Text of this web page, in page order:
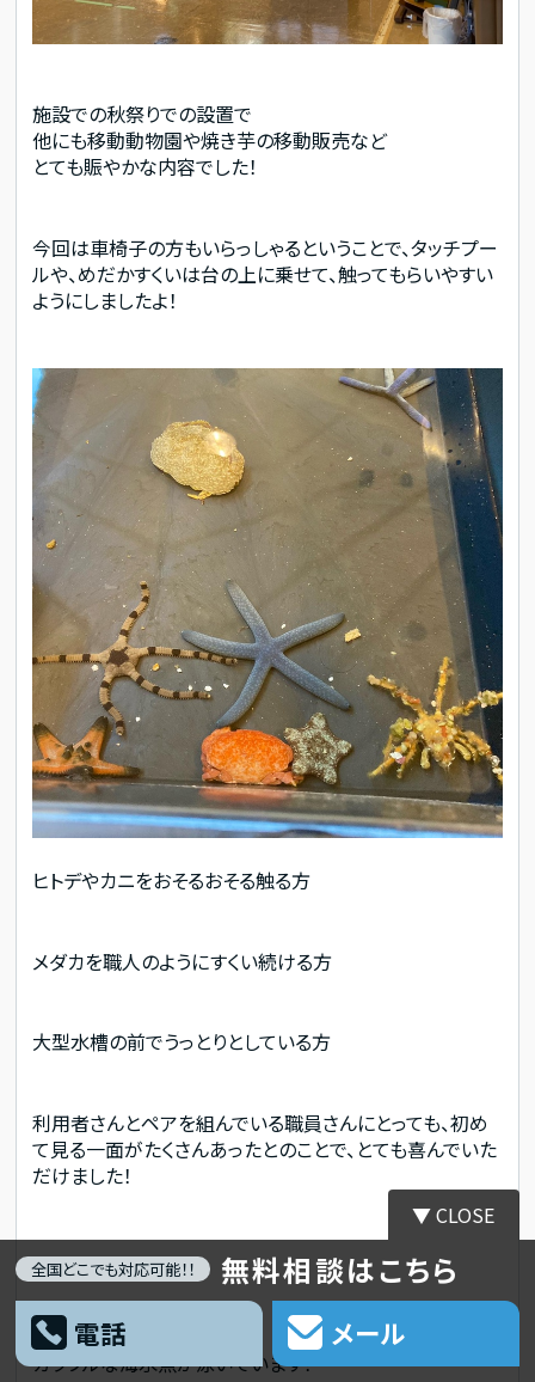
施設での秋祭りでの設置で
他にも移動動物園や焼き芋の移動販売など
とても賑やかな内容でした！
今回は車椅子の方もいらっしゃるということで、タッチプー
ルや、めだかすくいは台の上に乗せて、触ってもらいやすい
ようにしましたよ！
ヒトデやカニをおそるおそる触る方
メダカを職人のようにすくい続ける方
大型水槽の前でうっとりとしている方
利用者さんとペアを組んでいる職員さんにとっても、初め
て見る一面がたくさんあったとのことで、とても喜んでいた
だけました！
それでは各ブースをご紹介！
まずは90センチ大型水槽
カラフルな海水魚が泳いでいます！
▼ CLOSE
全国どこでも対応可能！！ 無料相談はこちら
電話 メール